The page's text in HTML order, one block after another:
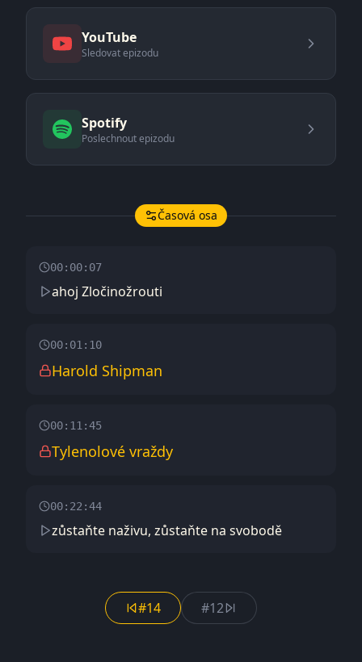
YouTube
Sledovat epizodu
Spotify
Poslechnout epizodu
Časová osa
00:00:07
ahoj Zločinožrouti
00:01:10
Harold Shipman
00:11:45
Tylenolové vraždy
00:22:44
zůstaňte naživu, zůstaňte na svobodě
#14 #12